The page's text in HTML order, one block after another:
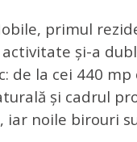
primul
și-a
de la cei 440
și cadrul
iar noile birouri